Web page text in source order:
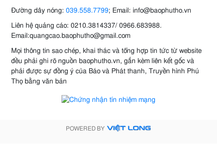
Đường dây nóng: 039.558.7799; Email: info@baophutho.vn
Liên hệ quảng cáo: 0210.3814337/ 0966.683988.
Email:quangcao.baophutho@gmail.com
Mọi thông tin sao chép, khai thác và tổng hợp tin tức từ website
đều phải ghi rõ nguồn baophutho.vn, gắn kèm liên kết gốc và
phải được sự đồng ý của Báo và Phát thanh, Truyền hình Phú
Thọ bằng văn bản
POWERED BY